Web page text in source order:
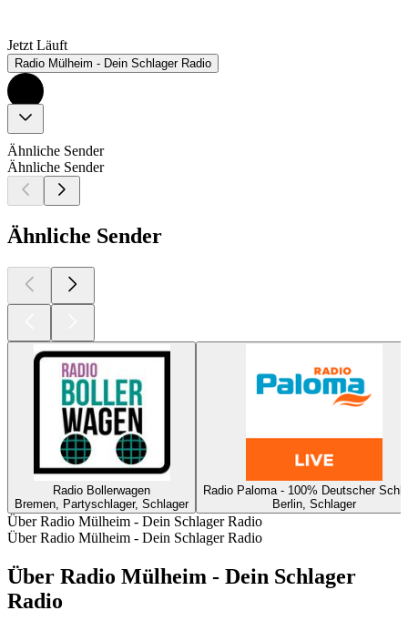
Jetzt Läuft
Radio Mülheim - Dein Schlager Radio
Ähnliche Sender
Ähnliche Sender
Ähnliche Sender
Radio Bollerwagen
Bremen, Partyschlager, Schlager
Radio Paloma - 100% Deutscher
Berlin, Schlager
Über Radio Mülheim - Dein Schlager Radio
Über Radio Mülheim - Dein Schlager Radio
Über Radio Mülheim - Dein Schlager
Radio